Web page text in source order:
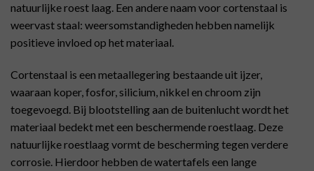
natuurlijke roest laag. Een andere naam voor cortenstaal is
weervast staal: weersomstandigheden hebben namelijk
positieve invloed op het materiaal.
Cortenstaal is een metaallegering bestaande uit ijzer,
waaraan koper, fosfor, silicium, nikkel en chroom zijn
toegevoegd. Bij blootstelling aan de buitenlucht wordt het
materiaal bedekt met een beschermende roestlaag. Deze
natuurlijke roestlaag vormt de bescherming tegen verdere
corrosie. Hierdoor hebben de watertafels een lange